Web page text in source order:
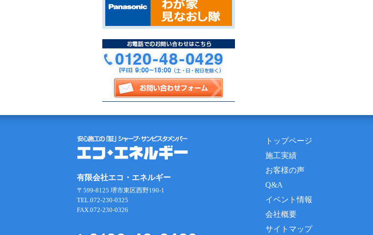
有限会社エコ・エネルギー
〒599-8125 堺市東区西野190-1
TEL.072-230-0325
FAX.072-230-0326
トップページ
施工実績
お客様の声
Q&A
イベント情報
会社概要
サイトマップ